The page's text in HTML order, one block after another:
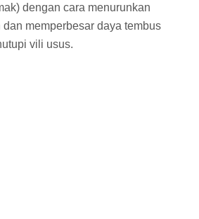
dengan cara menurunkan
memperbesar daya tembus
vili usus.